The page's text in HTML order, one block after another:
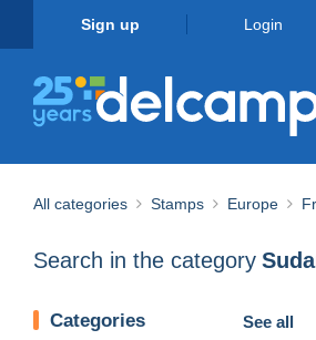
Sign up Login
All categories Stamps Europe
Search in the category
Categories See all